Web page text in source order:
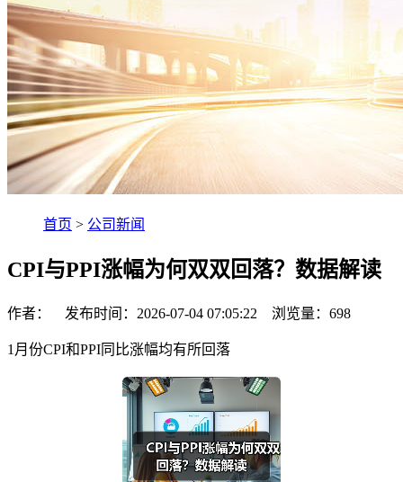
首页 > 公司新闻
CPI与PPI涨幅为何双双回落？数据解读
作者： 发布时间：2026-07-04 07:05:22 浏览量： 698
1月份CPI和PPI同比涨幅均有所回落